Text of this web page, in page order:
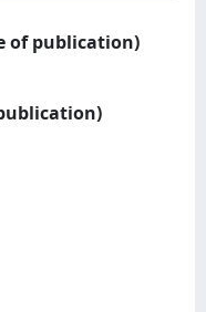
of publication)